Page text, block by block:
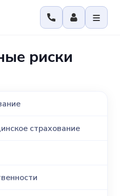
риски
страхование